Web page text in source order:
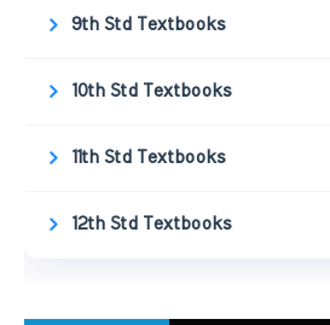
9th Std Textbooks
10th Std Textbooks
11th Std Textbooks
12th Std Textbooks